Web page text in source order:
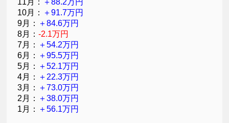
11月： ＋88.2万円
10月： ＋91.7万円
9月： ＋84.6万円
8月：-2.1万円
7月： ＋54.2万円
6月： ＋95.5万円
5月： ＋52.1万円
4月： ＋22.3万円
3月： ＋73.0万円
2月： ＋38.0万円
1月： ＋56.1万円